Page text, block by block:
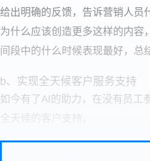
给出明确的反馈，告诉营销人员
为什么应该创造更多这样的内容
间段中的什么时候表现最好，总
b、实现全天候客户服务支持
如今有了AI的助力，在没有员工
全天候的客户支持。